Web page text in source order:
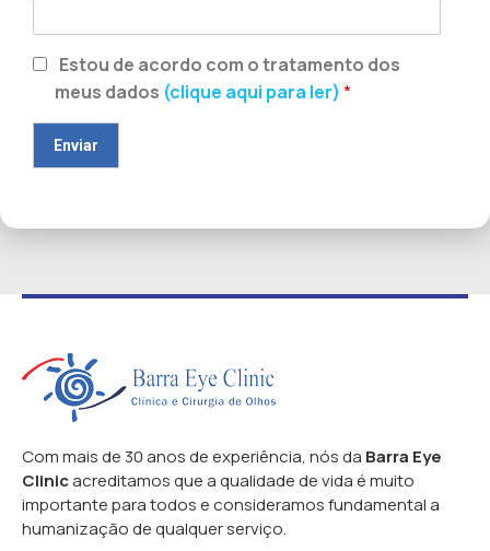
Estou de acordo com o tratamento dos
meus dados (clique aqui para ler) *
Com mais de 30 anos de experiência, nós da Barra Eye
Clinicacreditamos que a qualidade de vida é muito
importante para todos e consideramos fundamental a
humanização de qualquer serviço.